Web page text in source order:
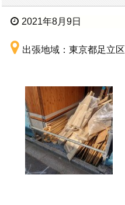
2021年8月9日
出張地域：東京都足立区